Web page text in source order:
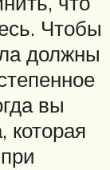
Чтобы
должны
вы
которая